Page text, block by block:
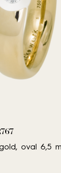
oval 6,5